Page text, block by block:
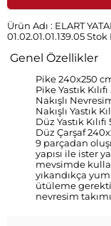
Ürün Adı : ELART
01.02.01.01.139.05 Stok
Genel Özellikler
Pike 240x250
Pike Yastık
Nakışlı
Nakışlı Yastık
Düz Yastık
Düz Çarşaf
9 parçadan
yapısı ile ister
mevsimde
yıkandıkça
ütüleme
nevresim